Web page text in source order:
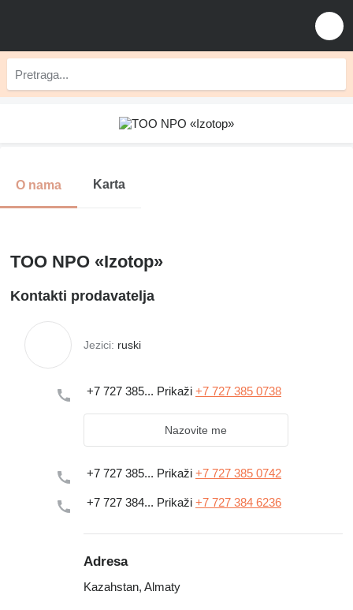
O nama Karta
TOO NPO «Izotop»
Kontakti prodavatelja
Jezici: ruski
+7 727 385... Prikaži +7 727 385 0738
Nazovite me
+7 727 385... Prikaži +7 727 385 0742
+7 727 384... Prikaži +7 727 384 6236
Adresa
Kazahstan, Almaty